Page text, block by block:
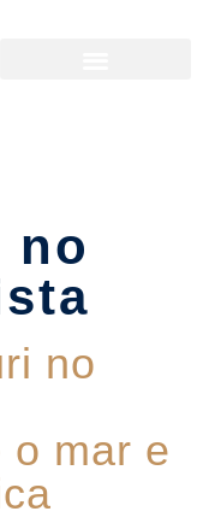
no
no
o mar e